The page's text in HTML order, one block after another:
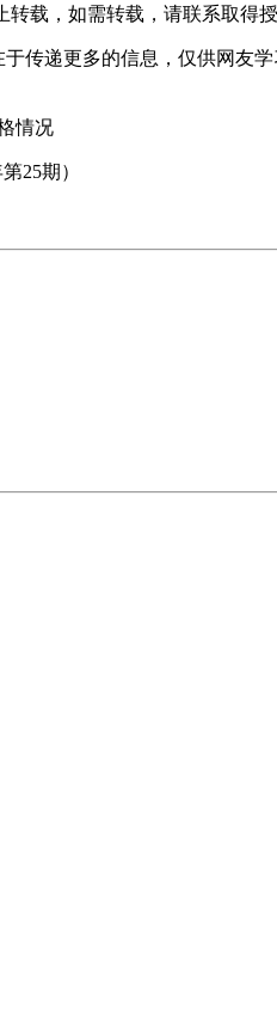
，如需转载，请联系取得授
递更多的信息，仅供网友学
情况
25期）